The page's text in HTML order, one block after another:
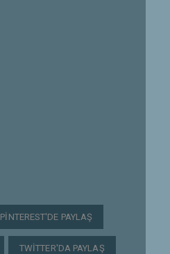
PINTEREST'DE PAYLAŞ
TWITTER'DA PAYLAŞ